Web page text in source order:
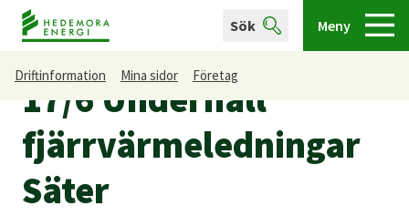
Sök Meny
Driftinformation Mina sidor Företag
17/6 Underhåll
fjärrvärmeledningar
Säter